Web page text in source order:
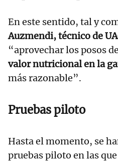
En este sentido, tal y
Auzmendi, técnico de
“aprovechar los posos
valor nutricional en la
más razonable”.
Pruebas piloto
Hasta el momento, se
pruebas piloto en las